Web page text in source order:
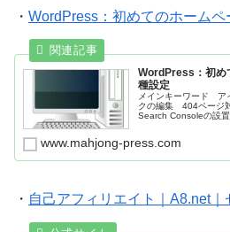
・ WordPress：初めてのホーム
WordPress：初
種設定
メインキーワード ア
クの編集 404ページ
Search Consoleの設
www.mahjong-press.com
・ 自己アフィリエイト｜A8.net｜